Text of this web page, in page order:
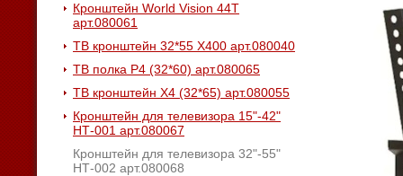
Кронштейн World Vision 44T
арт.080061
ТВ кронштейн 32*55 Х400 арт.080040
ТВ полка P4 (32*60) арт.080065
ТВ кронштейн Х4 (32*65) арт.080055
Кронштейн для телевизора 15"-42"
НТ-001 арт.080067
Кронштейн для телевизора 32"-55"
НТ-002 арт.080068